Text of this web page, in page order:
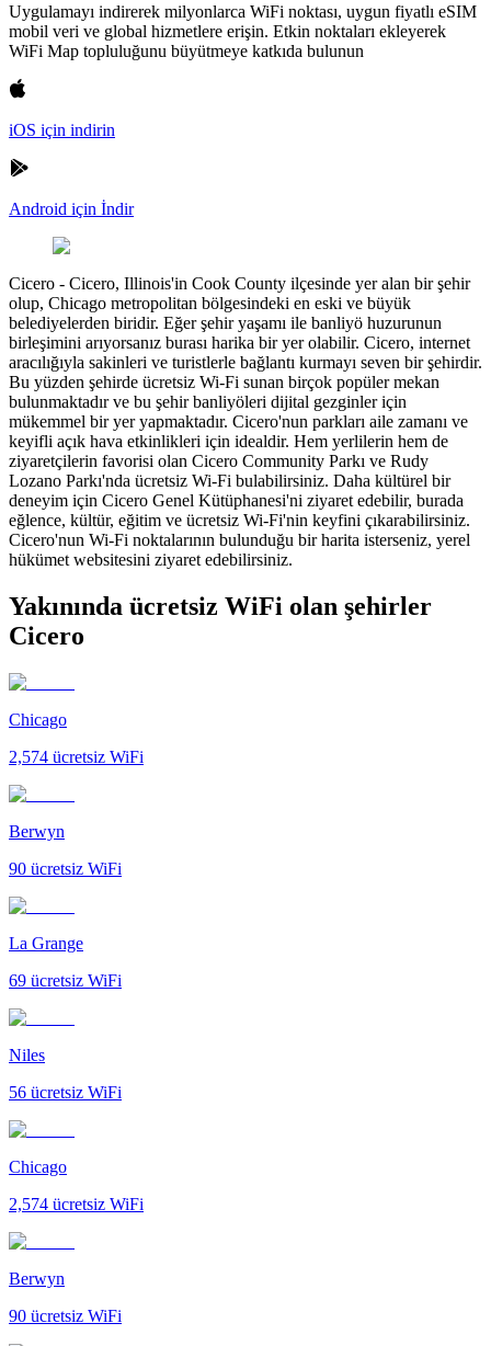
Uygulamayı indirerek milyonlarca WiFi noktası, uygun fiyatlı eSIM
mobil veri ve global hizmetlere erişin. Etkin noktaları ekleyerek
WiFi Map topluluğunu büyütmeye katkıda bulunun
iOS için indirin
Android için İndir
Cicero - Cicero, Illinois'in Cook County ilçesinde yer alan bir şehir
olup, Chicago metropolitan bölgesindeki en eski ve büyük
belediyelerden biridir. Eğer şehir yaşamı ile banliyö huzurunun
birleşimini arıyorsanız burası harika bir yer olabilir. Cicero, internet
aracılığıyla sakinleri ve turistlerle bağlantı kurmayı seven bir şehirdir.
Bu yüzden şehirde ücretsiz Wi-Fi sunan birçok popüler mekan
bulunmaktadır ve bu şehir banliyöleri dijital gezginler için
mükemmel bir yer yapmaktadır. Cicero'nun parkları aile zamanı ve
keyifli açık hava etkinlikleri için idealdir. Hem yerlilerin hem de
ziyaretçilerin favorisi olan Cicero Community Parkı ve Rudy
Lozano Parkı'nda ücretsiz Wi-Fi bulabilirsiniz. Daha kültürel bir
deneyim için Cicero Genel Kütüphanesi'ni ziyaret edebilir, burada
eğlence, kültür, eğitim ve ücretsiz Wi-Fi'nin keyfini çıkarabilirsiniz.
Cicero'nun Wi-Fi noktalarının bulunduğu bir harita isterseniz, yerel
hükümet websitesini ziyaret edebilirsiniz.
Yakınında ücretsiz WiFi olan şehirler
Cicero
Chicago
2,574 ücretsiz WiFi
Berwyn
90 ücretsiz WiFi
La Grange
69 ücretsiz WiFi
Niles
56 ücretsiz WiFi
Chicago
2,574 ücretsiz WiFi
Berwyn
90 ücretsiz WiFi